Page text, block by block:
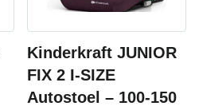
Kinderkraft JUNIOR
FIX 2 I-SIZE
Autostoel – 100-150